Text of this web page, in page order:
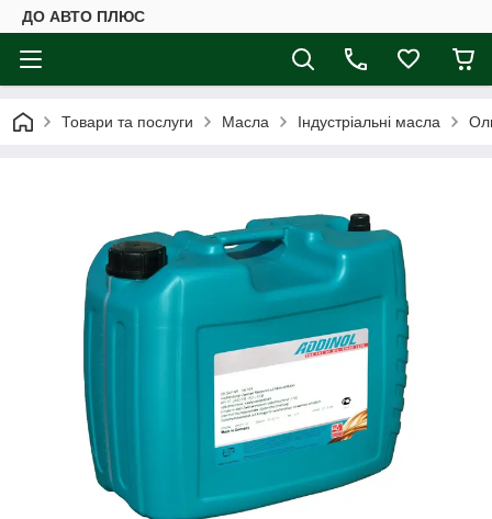
ДО АВТО ПЛЮС
Товари та послуги Масла Індустріальні масла